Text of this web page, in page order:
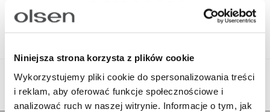
Niniejsza strona korzysta z plików cookie
Wykorzystujemy pliki cookie do spersonalizowania treści
i reklam, aby oferować funkcje społecznościowe i
analizować ruch w naszej witrynie. Informacje o tym, jak
Ten produkt jest niedostępny.